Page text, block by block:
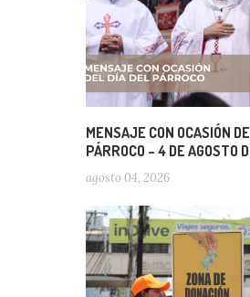
MENSAJE CON OCASIÓN
PÁRROCO – 4 DE AGOSTO
agosto 04, 2026